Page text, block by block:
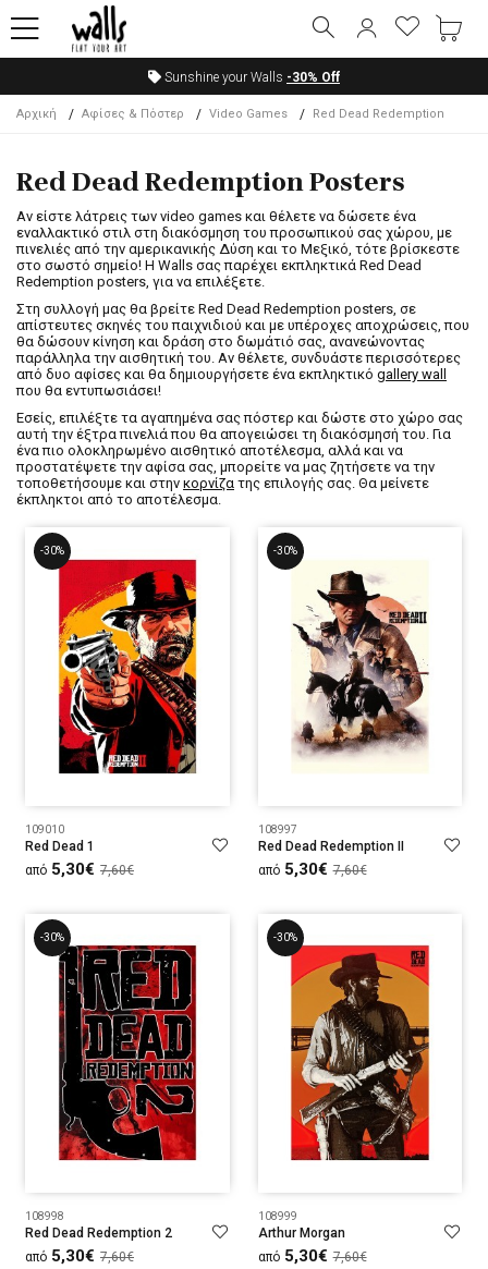
Sunshine your Walls -30% Off
Αρχική Αφίσες & Πόστερ Video Games Red Dead Redemption
Red Dead Redemption Posters
Αν είστε λάτρεις των video games και θέλετε να δώσετε ένα
εναλλακτικό στιλ στη διακόσμηση του προσωπικού σας χώρου, με
πινελιές από την αμερικανικής Δύση και το Μεξικό, τότε βρίσκεστε
στο σωστό σημείο! Η Walls σας παρέχει εκπληκτικά Red Dead
Redemption posters, για να επιλέξετε.
Στη συλλογή μας θα βρείτε Red Dead Redemption posters, σε
απίστευτες σκηνές του παιχνιδιού και με υπέροχες αποχρώσεις, που
θα δώσουν κίνηση και δράση στο δωμάτιό σας, ανανεώνοντας
παράλληλα την αισθητική του. Αν θέλετε, συνδυάστε περισσότερες
από δυο αφίσες και θα δημιουργήσετε ένα εκπληκτικό gallery wall
που θα εντυπωσιάσει!
Εσείς, επιλέξτε τα αγαπημένα σας πόστερ και δώστε στο χώρο σας
αυτή την έξτρα πινελιά που θα απογειώσει τη διακόσμησή του. Για
ένα πιο ολοκληρωμένο αισθητικό αποτέλεσμα, αλλά και να
προστατέψετε την αφίσα σας, μπορείτε να μας ζητήσετε να την
τοποθετήσουμε και στην κορνίζα της επιλογής σας. Θα μείνετε
έκπληκτοι από το αποτέλεσμα.
-30%
109010
Red Dead 1
από 5,30€ 7,60€
-30%
108997
Red Dead Redemption II
από 5,30€ 7,60€
-30%
108998
Red Dead Redemption 2
από 5,30€ 7,60€
-30%
108999
Arthur Morgan
από 5,30€ 7,60€